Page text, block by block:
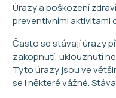
Úrazy a poškození
preventivními aktivitami
Často se stávají úrazy
zakopnutí, uklouznutí
Tyto úrazy jsou ve
se i některé vážné.